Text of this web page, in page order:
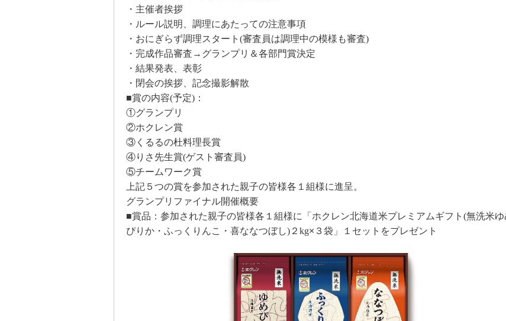
・主催者挨拶
・ルール説明、調理にあたっての注意事項
・おにぎらず調理スタート (審査員は調理中の模様も審査)
・完成作品審査→グランプリ＆各部門賞決定
・結果発表、表彰
・閉会の挨拶、記念撮影解散
■賞の内容(予定)：
①グランプリ
②ホクレン賞
③くるるの杜料理長賞
④りさ先生賞(ゲスト審査員)
⑤チームワーク賞
上記５つの賞を参加された親子の皆様各１組様に進呈。
グランプリファイナル開催概要
■賞品：参加された親子の皆様各１組様に「ホクレン北海道米プレミアムギフト (無洗米ゆ
ぴりか・ふっくりんこ・喜ななつぼし)２ kg×３袋」１セットをプレゼント